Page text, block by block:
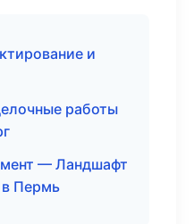
и
работы
— Ландшафт
в Пермь